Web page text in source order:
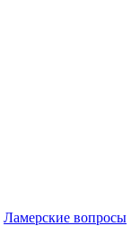
Ламерские вопросы